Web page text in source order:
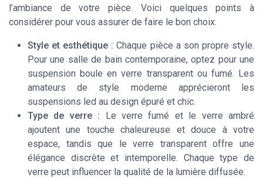
l’ambiance de votre pièce. Voici quelques points à
considérer pour vous assurer de faire le bon choix.
Style et esthétique : Chaque pièce a son propre style.
Pour une salle de bain contemporaine, optez pour une
suspension boule en verre transparent ou fumé. Les
amateurs de style moderne apprécieront les
suspensions led au design épuré et chic.
Type de verre : Le verre fumé et le verre ambré
ajoutent une touche chaleureuse et douce à votre
espace, tandis que le verre transparent offre une
élégance discrète et intemporelle. Chaque type de
verre peut influencer la qualité de la lumière diffusée.